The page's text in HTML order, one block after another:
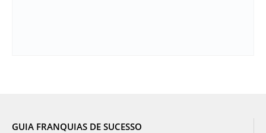
GUIA FRANQUIAS DE SUCESSO